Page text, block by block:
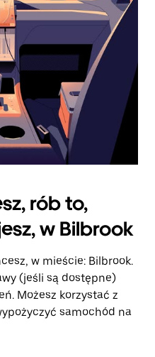
rób to,
w Bilbrook
w mieście: Bilbrook.
(jeśli są dostępne)
Możesz korzystać z
samochód na